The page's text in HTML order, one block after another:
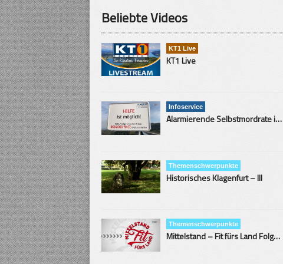
Beliebte Videos
KT1 Live
KT1 Live
Infoservice
Alarmierende Selbstmordrate in Kärnten
Themenschwerpunkte
Historisches Klagenfurt – III
Themenschwerpunkte
Mittelstand – Fit fürs Land Folge 9- Konditor